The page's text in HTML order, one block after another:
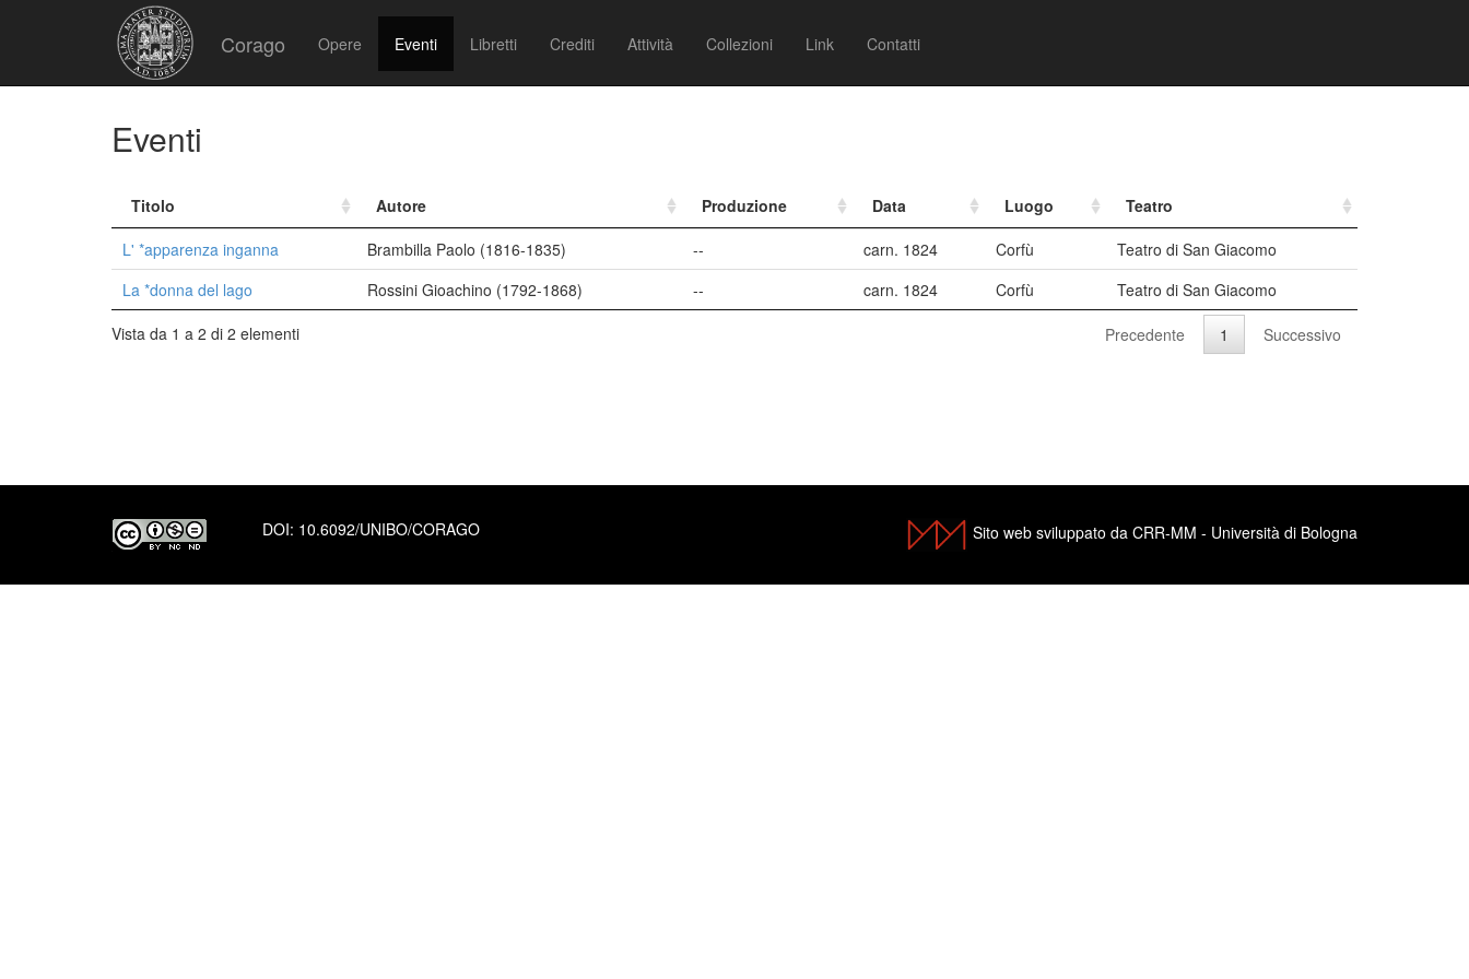
Corago Opere Eventi Libretti Crediti Attività Collezioni Link Contatti
Eventi
Titolo Autore Produzione Data Luogo
Teatro
L' *apparenza inganna
Brambilla Paolo (1816-1835) -- carn. 1824 Corfù
Teatro di San Giacomo
La *donna del lago
Rossini Gioachino (1792-1868) -- carn. 1824 Corfù
Teatro di San Giacomo
Vista da 1 a 2 di 2 elementi
Precedente 1 Successivo
DOI: 10.6092/UNIBO/CORAGO Sito web sviluppato da CRR-MM - Università di Bologna